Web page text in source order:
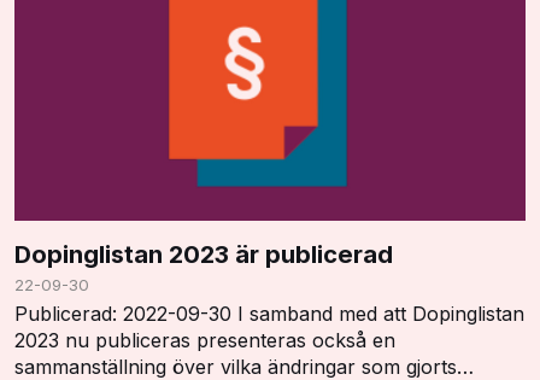
Dopinglistan 2023 är publicerad
22-09-30
Publicerad: 2022-09-30 I samband med att Dopinglistan
2023 nu publiceras presenteras också en
sammanställning över vilka ändringar som gjorts